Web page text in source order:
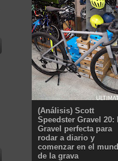
(Análisis) Scott
Speedster Gravel 20:
Gravel perfecta para
rodar a diario y
comenzar en el
de la grava